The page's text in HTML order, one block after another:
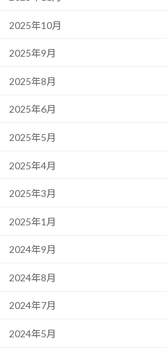
2025年10月
2025年9月
2025年8月
2025年6月
2025年5月
2025年4月
2025年3月
2025年1月
2024年9月
2024年8月
2024年7月
2024年5月